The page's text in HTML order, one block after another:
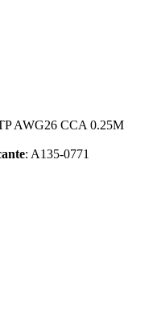
AWG26 CCA 0.25M
: A135-0771